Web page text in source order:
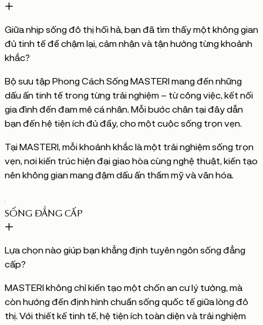
Giữa nhịp sống đô thị hối hả, bạn đã tìm thấy một không gian
đủ tinh tế để chậm lại, cảm nhận và tận hưởng từng khoảnh
khắc?
Bộ sưu tập Phong Cách Sống MASTERI mang đến những
dấu ấn tinh tế trong từng trải nghiệm – từ công việc, kết nối
gia đình đến đam mê cá nhân. Mỗi bước chân tại đây dẫn
bạn đến hệ tiện ích đủ đầy, cho một cuộc sống trọn vẹn.
Tại MASTERI, mỗi khoảnh khắc là một trải nghiệm sống trọn
vẹn, nơi kiến trúc hiện đại giao hòa cùng nghệ thuật, kiến tạo
nên không gian mang đậm dấu ấn thẩm mỹ và văn hóa.
SỐNG ĐẲNG CẤP
Lựa chọn nào giúp bạn khẳng định tuyên ngôn sống đẳng
cấp?
MASTERI không chỉ kiến tạo một chốn an cư lý tưởng, mà
còn hướng đến định hình chuẩn sống quốc tế giữa lòng đô
thị. Với thiết kế tinh tế, hệ tiện ích toàn diện và trải nghiệm